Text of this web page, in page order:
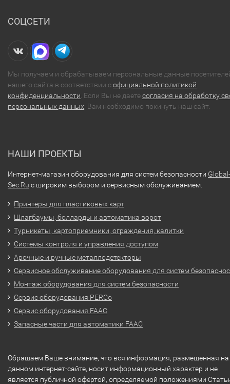
СОЦСЕТИ
Мы получаем и обрабатываем персональные данные
нашего сайта в соответствии софициальной политикой
конфиденциальности . Если Вы не даетесогласия на обработку
персональных данных , Вам необходимо покинуть наш сайт.
НАШИ ПРОЕКТЫ
Интернет-магазин оборудования для систем безопасности Global-
Sec.Ru с широким выбором и сервисным обслуживанием.
Принтеры для пластиковых карт
Шлагбаумы, болларды и автоматика ворот
Турникеты, картоприемники, ограждения, калитки
Системы контроля и управления доступом
Арочные и ручные металлодетекторы
Сервисное обслуживание оборудования для систем
Монтаж оборудования для систем безопасности
Сервис оборудования PERCo
Сервис оборудования FAAC
Запасные части для автоматики FAAC
Обращаем Ваше внимание, что вся информация, размещенная на
данном интернет-сайте, носит информационный характер и не
является публичной офертой, определяемой положениями